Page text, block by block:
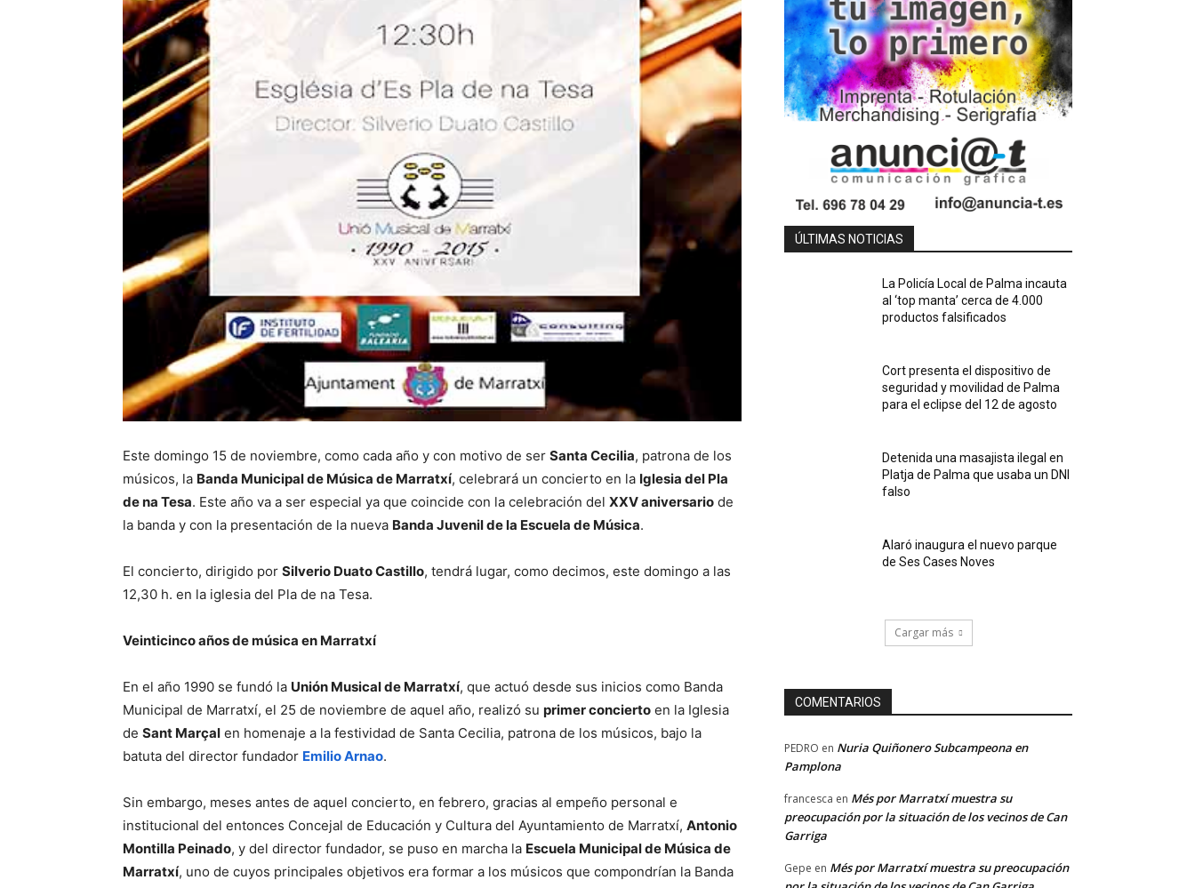
Este domingo 15 de noviembre, como cada año y con motivo de ser Santa Cecilia, patrona de los
músicos, la Banda Municipal de Música de Marratxí, celebrará un concierto en la Iglesia del Pla
de na Tesa. Este año va a ser especial ya que coincide con la celebración del XXV aniversario de
la banda y con la presentación de la nueva Banda Juvenil de la Escuela de Música.
El concierto, dirigido por Silverio Duato Castillo, tendrá lugar, como decimos, este domingo a las
12,30 h. en la iglesia del Pla de na Tesa.
Veinticinco años de música en Marratxí
En el año 1990 se fundó la Unión Musical de Marratxí, que actuó desde sus inicios como Banda
Municipal de Marratxí, el 25 de noviembre de aquel año, realizó su primer concierto en la Iglesia
de Sant Marçal en homenaje a la festividad de Santa Cecilia, patrona de los músicos, bajo la
batuta del director fundador Emilio Arnao.
Sin embargo, meses antes de aquel concierto, en febrero, gracias al empeño personal e
institucional del entonces Concejal de Educación y Cultura del Ayuntamiento de Marratxí, Antonio
Montilla Peinado, y del director fundador, se puso en marcha la Escuela Municipal de Música de
Marratxí, uno de cuyos principales objetivos era formar a los músicos que compondrían la Banda
ÚLTIMAS NOTICIAS
La Policía Local de Palma incauta
al ‘top manta’ cerca de 4.000
productos falsificados
Cort presenta el dispositivo de
seguridad y movilidad de Palma
para el eclipse del 12 de agosto
Detenida una masajista ilegal en
Platja de Palma que usaba un DNI
falso
Alaró inaugura el nuevo parque
de Ses Cases Noves
Cargar más
COMENTARIOS
PEDRO en Nuria Quiñonero Subcampeona en
Pamplona
francesca en Més por Marratxí muestra su
preocupación por la situación de los vecinos de Can
Garriga
Gepe en Més por Marratxí muestra su preocupación